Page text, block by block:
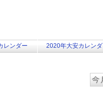
レンダー 2020年大安カレン